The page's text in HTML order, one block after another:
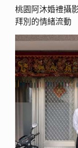
桃園阿沐婚禮攝
拜別的情緒流動